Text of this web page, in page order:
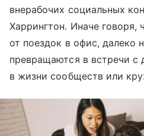
внерабочих социальных
Харрингтон. Иначе
от поездок в офис, далеко
превращаются в встречи с
в жизни сообществ или